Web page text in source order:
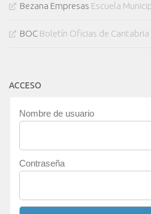
Bezana Empresas Escuela
BOC Boletín Oficias de Cantabria
ACCESO
Nombre de usuario
Contraseña